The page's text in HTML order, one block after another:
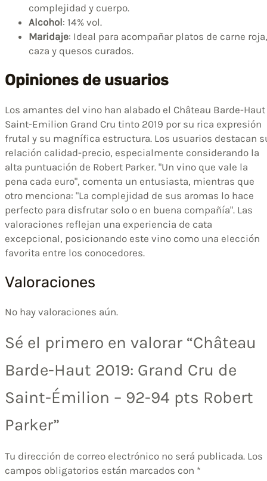
complejidad y cuerpo.
Alcohol: 14% vol.
Maridaje: Ideal para acompañar platos de carne roja,
caza y quesos curados.
Opiniones de usuarios
Los amantes del vino han alabado el Château Barde-Haut
Saint-Emilion Grand Cru tinto 2019 por su rica expresión
frutal y su magnífica estructura. Los usuarios destacan
relación calidad-precio, especialmente considerando la
alta puntuación de Robert Parker. "Un vino que vale la
pena cada euro", comenta un entusiasta, mientras que
otro menciona: "La complejidad de sus aromas lo hace
perfecto para disfrutar solo o en buena compañía". Las
valoraciones reflejan una experiencia de cata
excepcional, posicionando este vino como una elección
favorita entre los conocedores.
Valoraciones
No hay valoraciones aún.
Sé el primero en valorar “Château
Barde-Haut 2019: Grand Cru de
Saint-Émilion – 92-94 pts Robert
Parker”
Tu dirección de correo electrónico no será publicada. Los
campos obligatorios están marcados con *